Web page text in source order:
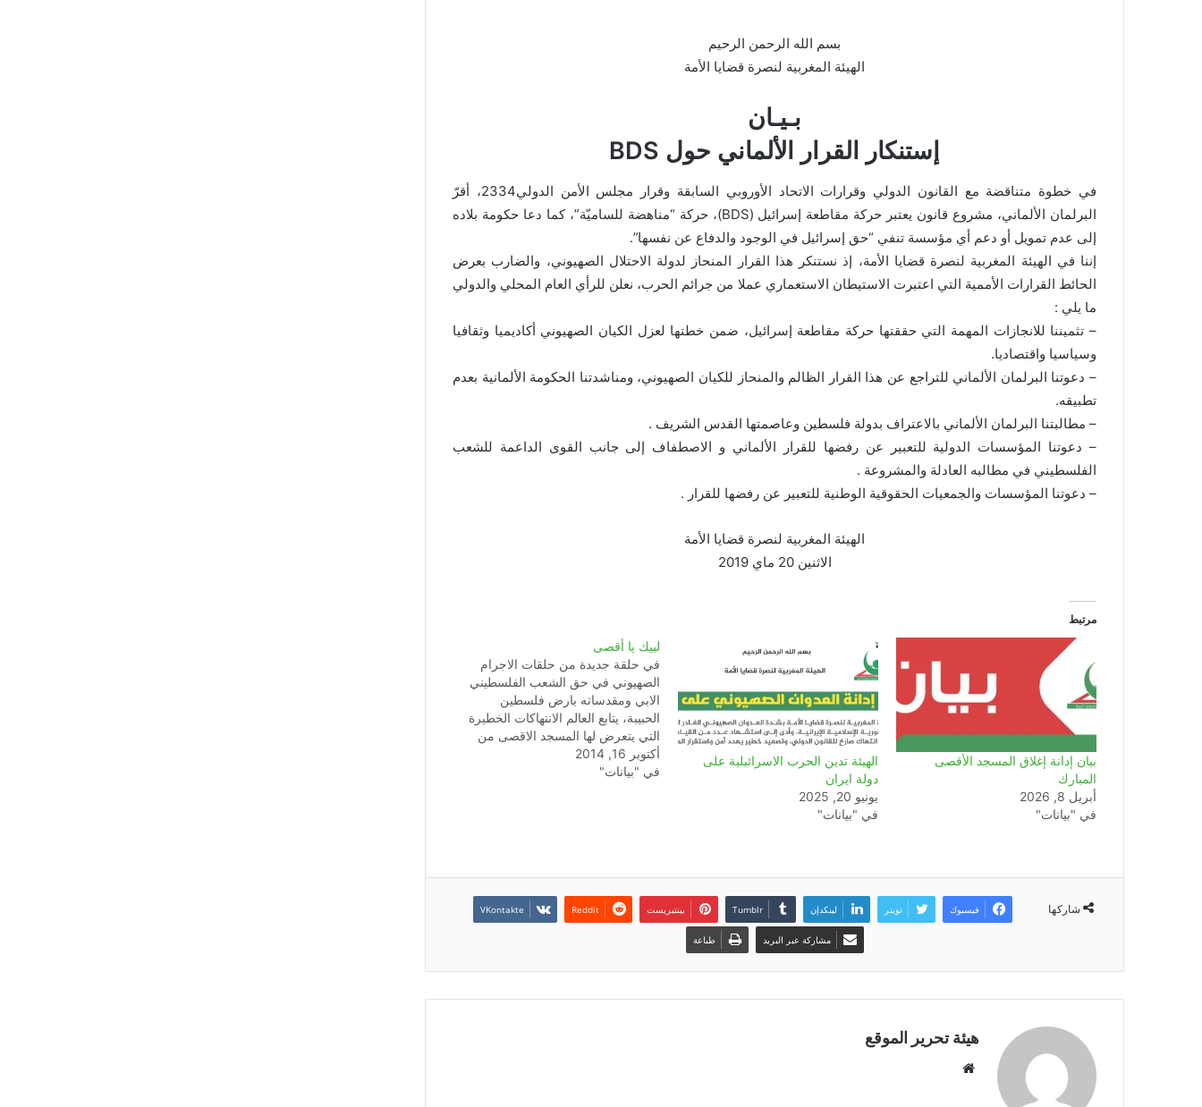
بسم الله الرحمن الرحيم
الهيئة المغربية لنصرة قضايا الأمة
بـيـان
إستنكار القرار الألماني حول BDS
في خطوة متناقضة مع القانون الدولي وقرارات الاتحاد الأوروبي السابقة وقرار مجلس الأمن الدولي2334، أقرّ
البرلمان الألماني، مشروع قانون يعتبر حركة مقاطعة إسرائيل (BDS)، حركة “مناهضة للساميّة”، كما دعا حكومة بلاده
إلى عدم تمويل أو دعم أي مؤسسة تنفي “حق إسرائيل في الوجود والدفاع عن نفسها”.
إننا في الهيئة المغربية لنصرة قضايا الأمة، إذ نستنكر هذا القرار المنحاز لدولة الاحتلال الصهيوني، والضارب بعرض
الحائط القرارات الأممية التي اعتبرت الاستيطان الاستعماري عملا من جرائم الحرب، نعلن للرأي العام المحلي والدولي
ما يلي :
– تثميننا للانجازات المهمة التي حققتها حركة مقاطعة إسرائيل، ضمن خطتها لعزل الكيان الصهيوني أكاديميا وثقافيا
وسياسيا واقتصاديا.
– دعوتنا البرلمان الألماني للتراجع عن هذا القرار الظالم والمنحاز للكيان الصهيوني، ومناشدتنا الحكومة الألمانية بعدم
تطبيقه.
– مطالبتنا البرلمان الألماني بالاعتراف بدولة فلسطين وعاصمتها القدس الشريف .
– دعوتنا المؤسسات الدولية للتعبير عن رفضها للقرار الألماني و الاصطفاف إلى جانب القوى الداعمة للشعب
الفلسطيني في مطالبه العادلة والمشروعة .
– دعوتنا المؤسسات والجمعيات الحقوقية الوطنية للتعبير عن رفضها للقرار .
الهيئة المغربية لنصرة قضايا الأمة
الاثنين 20 ماي 2019
مرتبط
بيان إدانة إغلاق المسجد الأقصى
المبارك
أبريل 8, 2026
في "بيانات"
الهيئة تدين الحرب الاسرائيلية على
دولة ايران
يونيو 20, 2025
في "بيانات"
لبيك يا أقصى
في حلقة جديدة من حلقات الاجرام
الصهيوني في حق الشعب الفلسطيني
الابي ومقدساته بارض فلسطين
الحبيبة، يتابع العالم الانتهاكات الخطيرة
التي يتعرض لها المسجد الاقصى من
طرف الجماعات الصهيونية المتطرفة
وقوات الاحتلال في الآونة الاخيرة . لقد
أكتوبر 16, 2014
في "بيانات"
شاركها فيسبوك تويتر لينكدإن بينتيريست
مشاركة عبر البريد طباعة
هيئة تحرير الموقع